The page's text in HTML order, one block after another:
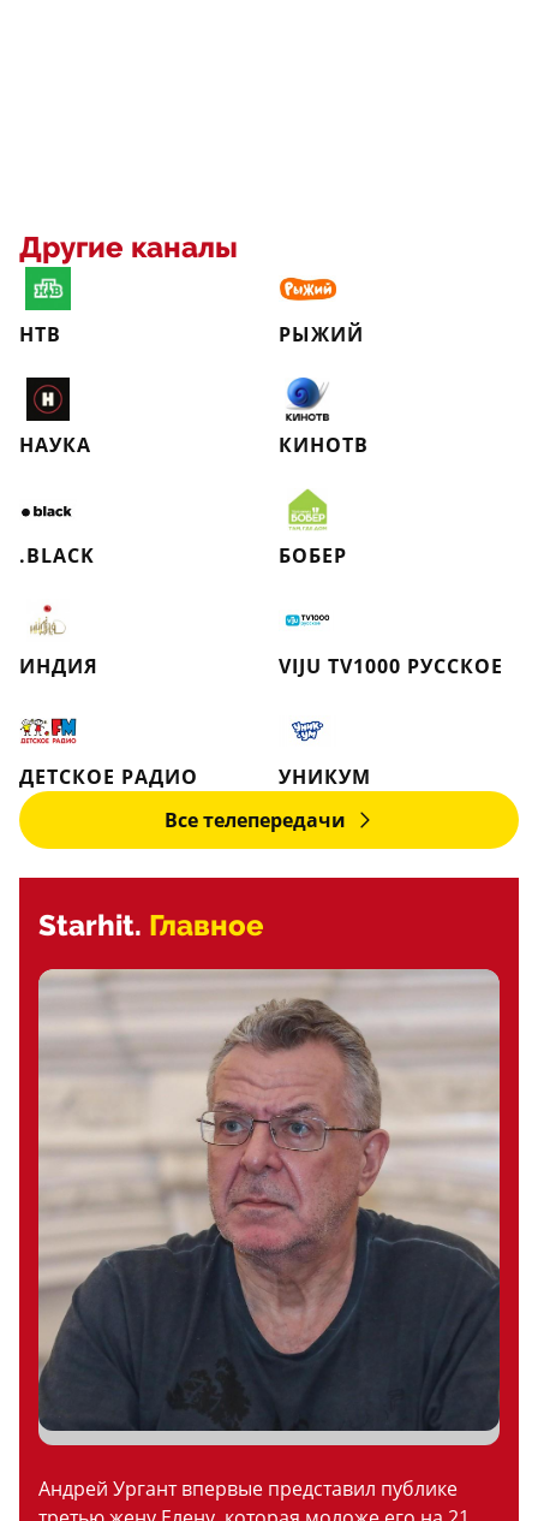
Другие каналы
НТВ РЫЖИЙ
НАУКА КИНОТВ
.BLACK БОБЕР
ИНДИЯ VIJU TV1000 РУССКОЕ
ДЕТСКОЕ РАДИО
УНИКУМ
Все телепередачи
Starhit. Главное
Андрей Ургант впервые представил публике